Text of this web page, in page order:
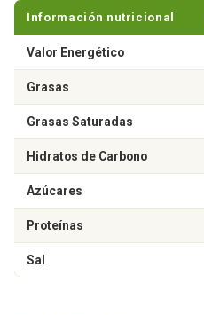
Información nutricional
Valor Energético
Grasas
Grasas Saturadas
Hidratos de Carbono
Azúcares
Proteínas
Sal